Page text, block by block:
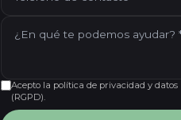
Acepto la política de privacidad y datos
(RGPD).